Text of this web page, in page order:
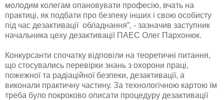
молодим колегам опановувати професію, вчать на
практиці, як подбати про безпеку інших і свою особисту
під час дезактивації обладнання”, - зазначив заступник
начальника цеху дезактивації ПАЕС Олег Пархонюк.
Конкурсанти спочатку відповіли на теоретичні питання,
що стосувались перевірки знань з охорони праці,
пожежної та радіаційної безпеки, дезактивації, а
виконали практичну частину. За технологічною картою їм
треба було покроково описати процедуру дезактивації